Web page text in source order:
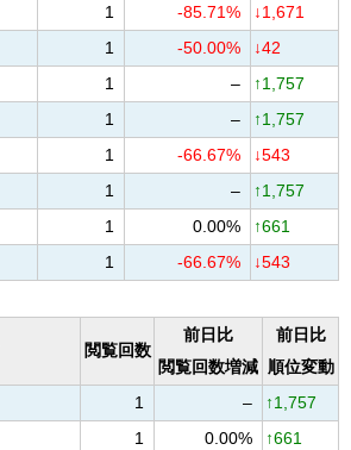
1 -85.71%
↓1,671
1 -50.00%
↓42
1 –
↑1,757
1 –
↑1,757
1 -66.67%
↓543
1 –
↑1,757
1 0.00%
↑661
1 -66.67% ↓543
閲覧回数
前日比
閲覧回数増減
前日比
順位変動
1 –
↑1,757
1 0.00%
↑661